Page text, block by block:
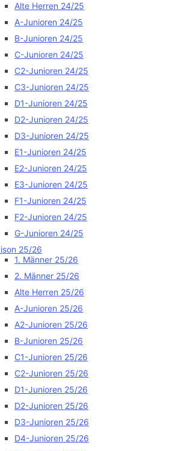
Alte Herren 24/25
A-Junioren 24/25
B-Junioren 24/25
C-Junioren 24/25
C2-Junioren 24/25
C3-Junioren 24/25
D1-Junioren 24/25
D2-Junioren 24/25
D3-Junioren 24/25
E1-Junioren 24/25
E2-Junioren 24/25
E3-Junioren 24/25
F1-Junioren 24/25
F2-Junioren 24/25
G-Junioren 24/25
25/26
1. Männer 25/26
2. Männer 25/26
Alte Herren 25/26
A-Junioren 25/26
A2-Junioren 25/26
B-Junioren 25/26
C1-Junioren 25/26
C2-Junioren 25/26
D1-Junioren 25/26
D2-Junioren 25/26
D3-Junioren 25/26
D4-Junioren 25/26